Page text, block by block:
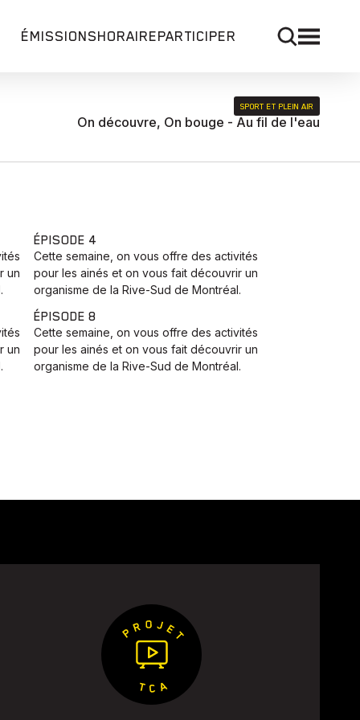
ÉMISSIONSHORAIREPARTICIPER
SPORT ET PLEIN AIR
On découvre, On bouge - Au fil de l'eau
un
ÉPISODE 4
Cette semaine, on vous offre des activités
pour les ainés et on vous fait découvrir un
organisme de la Rive-Sud de Montréal.
un
ÉPISODE 8
Cette semaine, on vous offre des activités
pour les ainés et on vous fait découvrir un
organisme de la Rive-Sud de Montréal.